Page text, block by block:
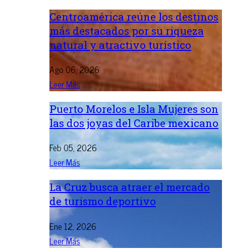
Centroamérica reúne los destinos
más destacados por su riqueza
natural y atractivo turístico
Ago 06, 2026
Leer Más
Puerto Morelos e Isla Mujeres son
las dos joyas del Caribe mexicano
Feb 05, 2026
Leer Más
La Cruz busca atraer el mercado
de turismo deportivo
Ene 12, 2026
Leer Más